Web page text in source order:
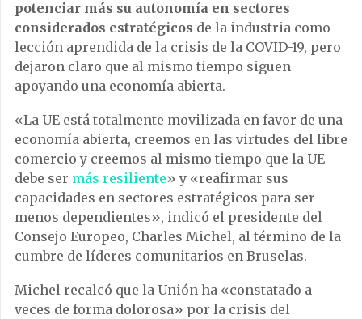
potenciar más su autonomía en sectores
considerados estratégicos de la industria como
lección aprendida de la crisis de la COVID-19, pero
dejaron claro que al mismo tiempo siguen
apoyando una economía abierta.
«La UE está totalmente movilizada en favor de una
economía abierta, creemos en las virtudes del libre
comercio y creemos al mismo tiempo que la UE
debe ser más resiliente» y «reafirmar sus
capacidades en sectores estratégicos para ser
menos dependientes», indicó el presidente del
Consejo Europeo, Charles Michel, al término de la
cumbre de líderes comunitarios en Bruselas.
Michel recalcó que la Unión ha «constatado a
veces de forma dolorosa» por la crisis del